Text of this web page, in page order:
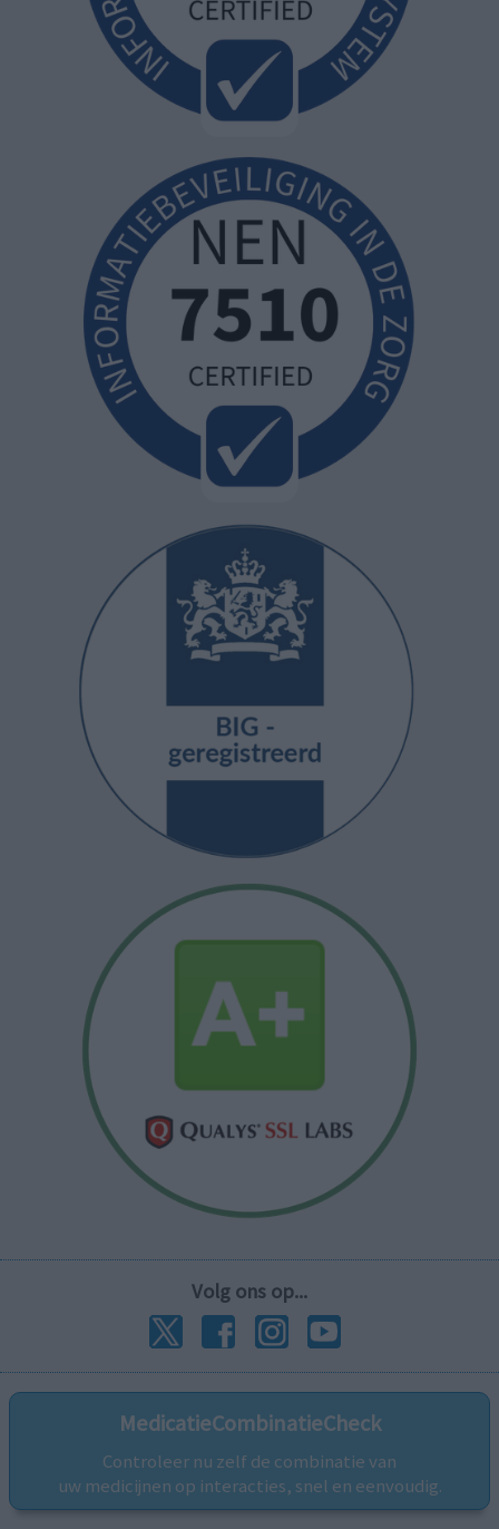
Volg ons op...
MedicatieCombinatieCheck
Controleer nu zelf de combinatie van
uw medicijnen op interacties, snel en eenvoudig.